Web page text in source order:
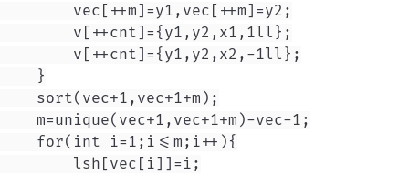
        vec[++m]=y1,vec[++m]=y2;
        v[++cnt]={y1,y2,x1,1ll};
        v[++cnt]={y1,y2,x2,-1ll};
    }
    sort(vec+1,vec+1+m);
    m=unique(vec+1,vec+1+m)-vec-1;
    for(int i=1;i<=m;i++){
        lsh[vec[i]]=i;